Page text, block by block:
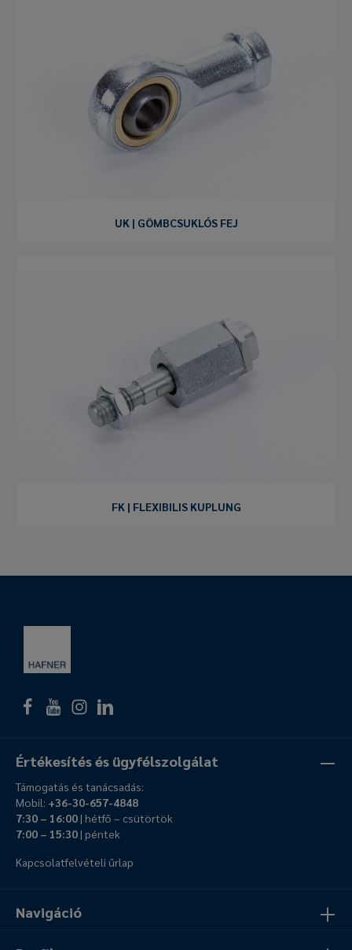
UK | GÖMBCSUKLÓS FEJ
FK | FLEXIBILIS KUPLUNG
Navigáció
Értékesítés és ügyfélszolgálat
Támogatás és tanácsadás:
Mobil: +36-30-657-4848
7:30 – 16:00| hétfő – csütörtök
7:00 – 15:30| péntek
Kapcsolatfelvételi űrlap